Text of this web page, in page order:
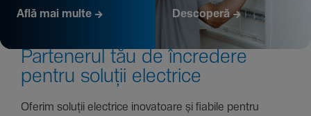
Află mai multe Descoperă
Parte­nerul tău de încre­dere
pentru soluții electrice
Oferim soluții electrice inova­toare și fiabile pentru